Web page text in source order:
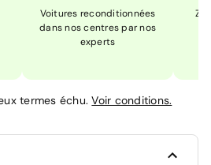
Voitures reconditionnées
dans nos centres par nos
experts
termes échu.Voir conditions.